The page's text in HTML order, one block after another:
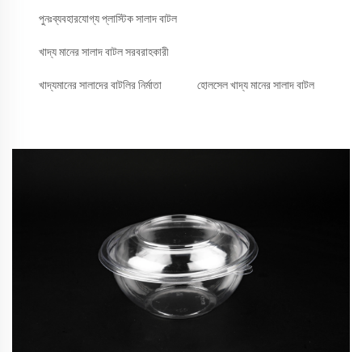
পুনঃব্যবহারযোগ্য প্লাস্টিক সালাদ বাটল
খাদ্য মানের সালাদ বাটল সরবরাহকারী
খাদ্যমানের সালাদের বাটলির নির্মাতা হোলসেল খাদ্য মানের সালাদ বাটল